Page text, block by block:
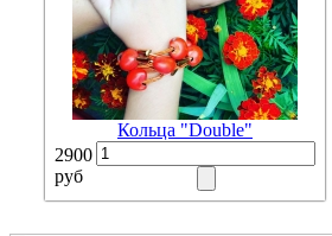
Кольца "Double"
2900
руб